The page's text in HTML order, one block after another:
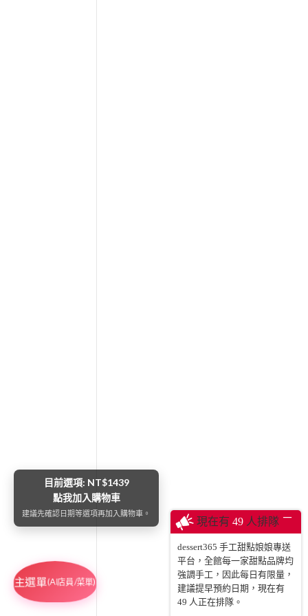
現在有 49 人排隊 ─
dessert365 手工甜點娘娘專送
平台，全館每一家甜點品牌均
強調手工，因此每日有限量，
建議提早預約日期，現在有
49 人正在排隊。
目前選項: NT$1439
點我加入購物車
建議先確認日期等選項再加入購物車。
主選單(AI店員/菜單)